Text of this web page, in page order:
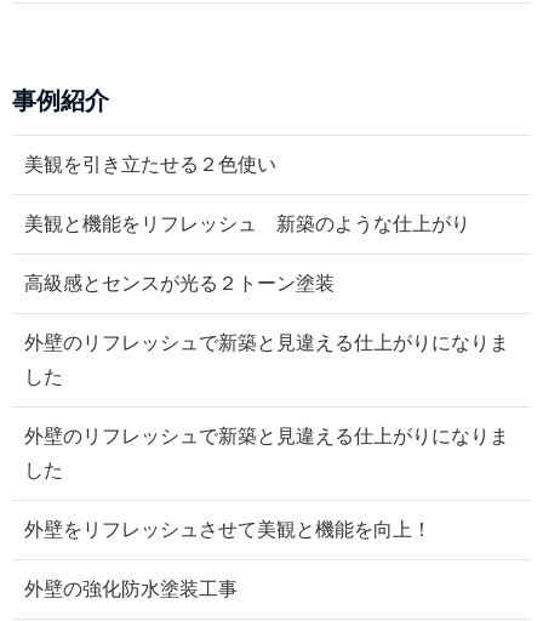
事例紹介
美観を引き立たせる２色使い
美観と機能をリフレッシュ 新築のような仕上がり
高級感とセンスが光る２トーン塗装
外壁のリフレッシュで新築と見違える仕上がりになりま
した
外壁のリフレッシュで新築と見違える仕上がりになりま
した
外壁をリフレッシュさせて美観と機能を向上！
外壁の強化防水塗装工事